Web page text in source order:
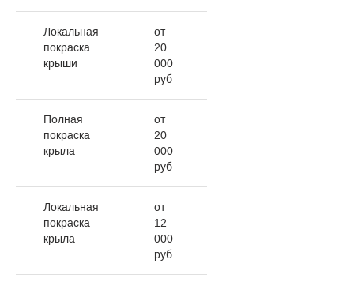
Локальная
покраска
крыши
от
20
000
руб
Полная
покраска
крыла
от
20
000
руб
Локальная
покраска
крыла
от
12
000
руб